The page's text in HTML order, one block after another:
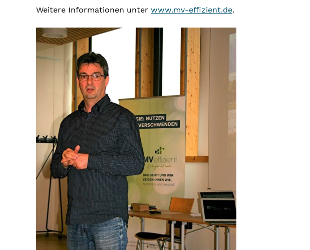
Weitere Informationen unter www.mv-effizient.de.